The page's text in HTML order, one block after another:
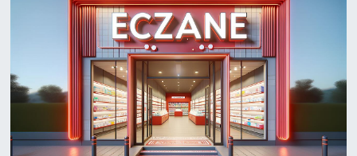
GÜNCEL
HABERLER
KAPAK
OSB